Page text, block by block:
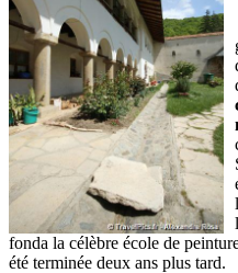
fonda la célèbre école de
été terminée deux ans plus tard.